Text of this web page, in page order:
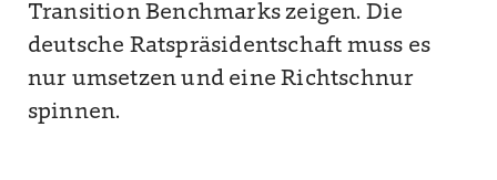
Transition Benchmarks zeigen. Die
deutsche Ratspräsidentschaft muss es
nur umsetzen und eine Richtschnur
spinnen.